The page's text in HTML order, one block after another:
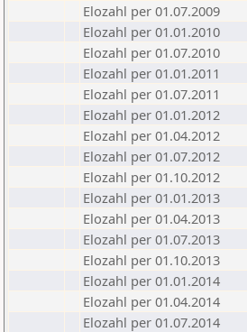
Elozahl per 01.07.2009
Elozahl per 01.01.2010
Elozahl per 01.07.2010
Elozahl per 01.01.2011
Elozahl per 01.07.2011
Elozahl per 01.01.2012
Elozahl per 01.04.2012
Elozahl per 01.07.2012
Elozahl per 01.10.2012
Elozahl per 01.01.2013
Elozahl per 01.04.2013
Elozahl per 01.07.2013
Elozahl per 01.10.2013
Elozahl per 01.01.2014
Elozahl per 01.04.2014
Elozahl per 01.07.2014